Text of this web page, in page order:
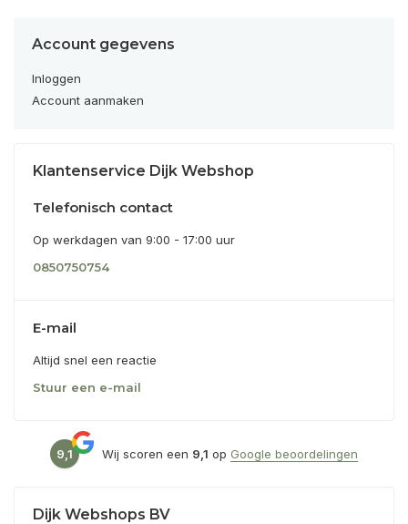
Account gegevens
Inloggen
Account aanmaken
Klantenservice Dijk Webshop
Telefonisch contact
Op werkdagen van 9:00 - 17:00 uur
0850750754
E-mail
Altijd snel een reactie
Stuur een e-mail
9,1 Wij scoren een 9,1 op Google beoordelingen
Dijk Webshops BV